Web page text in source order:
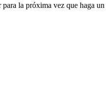
la próxima vez que haga